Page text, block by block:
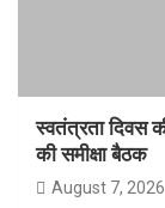
स्वतंत्रता दिवस
की समीक्षा बैठक
August 7, 2026